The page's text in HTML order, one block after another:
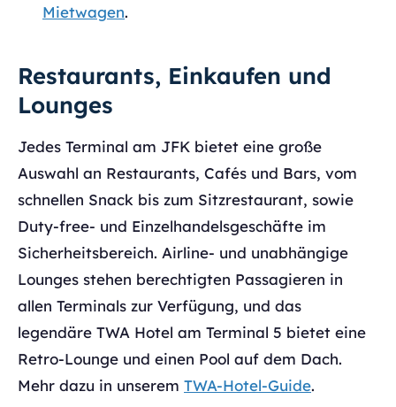
Mietwagen.
Restaurants, Einkaufen und
Lounges
Jedes Terminal am JFK bietet eine große
Auswahl an Restaurants, Cafés und Bars, vom
schnellen Snack bis zum Sitzrestaurant, sowie
Duty-free- und Einzelhandelsgeschäfte im
Sicherheitsbereich. Airline- und unabhängige
Lounges stehen berechtigten Passagieren in
allen Terminals zur Verfügung, und das
legendäre TWA Hotel am Terminal 5 bietet eine
Retro-Lounge und einen Pool auf dem Dach.
Mehr dazu in unserem TWA-Hotel-Guide.